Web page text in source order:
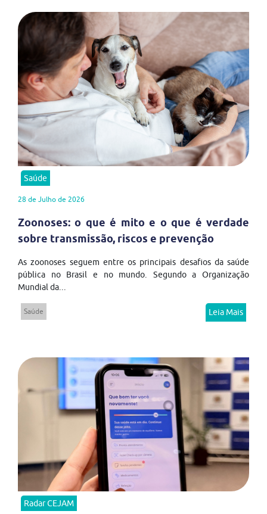
Saúde
28 de Julho de 2026
Zoonoses: o que é mito e o que é verdade
sobre transmissão, riscos e prevenção
As zoonoses seguem entre os principais desafios da saúde
pública no Brasil e no mundo. Segundo a Organização
Mundial da...
Saúde Leia Mais
Radar CEJAM